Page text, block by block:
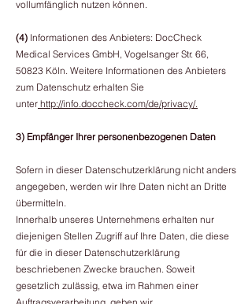
vollumfänglich nutzen können.
(4) Informationen des Anbieters: DocCheck
Medical Services GmbH, Vogelsanger Str. 66,
50823 Köln. Weitere Informationen des Anbieters
zum Datenschutz erhalten Sie
unter http://info.doccheck.com/de/privacy/.
3) Empfänger Ihrer personenbezogenen Daten
Sofern in dieser Datenschutzerklärung nicht anders
angegeben, werden wir Ihre Daten nicht an Dritte
übermitteln.
Innerhalb unseres Unternehmens erhalten nur
diejenigen Stellen Zugriff auf Ihre Daten, die diese
für die in dieser Datenschutzerklärung
beschriebenen Zwecke brauchen. Soweit
gesetzlich zulässig, etwa im Rahmen einer